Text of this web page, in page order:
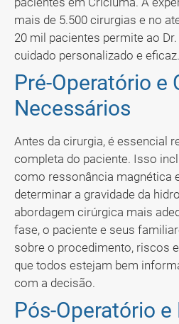
mais de 5.500 cirurgias e no
20 mil pacientes permite ao
cuidado personalizado e eficaz.
Pré-Operatório e
Necessários
Antes da cirurgia, é essencial
completa do paciente. Isso
como ressonância magnética
determinar a gravidade da
abordagem cirúrgica mais
fase, o paciente e seus
sobre o procedimento, riscos
que todos estejam bem
com a decisão.
Pós-Operatório